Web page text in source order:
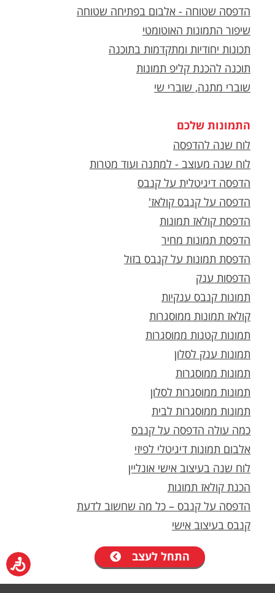
הדפסה שטוחה - אלבום בפתיחה שטוחה
שיפור התמונות האוטומטי
תכונות יחודיות ומתקדמות בתוכנה
תוכנה להכנת קליפ תמונות
שוברי מתנה, שוברי שי
התמונות שלכם
לוח שנה להדפסה
לוח שנה מעוצב - למתנה ועוד מטרות
הדפסה דיגיטלית על קנבס
הדפסה על קנבס קולאז'
הדפסת קולאז תמונות
הדפסת תמונות מחיר
הדפסת תמונות על קנבס בזול
הדפסות ענק
תמונות קנבס ענקיות
קולאז תמונות ממוסגרות
תמונות קטנות ממוסגרות
תמונות ענק לסלון
תמונות ממוסגרות
תמונות ממוסגרות לסלון
תמונות ממוסגרות לבית
כמה עולה הדפסה על קנבס
אלבום תמונות דיגיטלי לפיזי
לוח שנה בעיצוב אישי אונליין
הכנת קולאז תמונות
הדפסה על קנבס – כל מה שחשוב לדעת
קנבס בעיצוב אישי
התחל לעצב